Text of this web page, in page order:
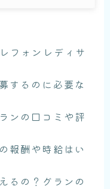
フォンレディサ
するのに必要な
ンの口コミや評
報酬や時給はい
るの？グランの